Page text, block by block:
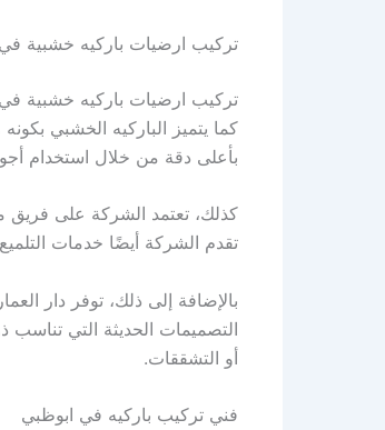
تركيب ارضيات باركيه خشبية
تركيب ارضيات باركيه خشبية في
كما يتميز الباركيه الخشبي
بأعلى دقة من خلال استخدام أجود
كذلك، تعتمد الشركة على فريق
تقدم الشركة أيضًا خدمات
بالإضافة إلى ذلك، توفر دار
التصميمات الحديثة التي
أو التشققات.
فني تركيب باركيه في ابوظبي